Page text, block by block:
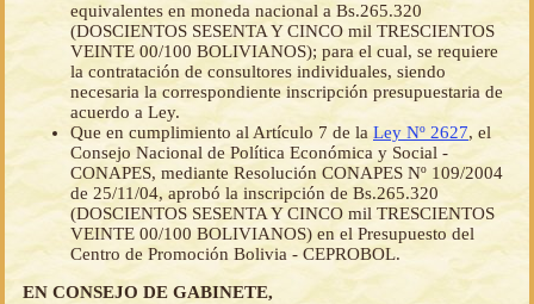
equivalentes en moneda nacional a Bs.265.320
(DOSCIENTOS SESENTA Y CINCO mil TRESCIENTOS
VEINTE 00/100 BOLIVIANOS); para el cual, se requiere
la contratación de consultores individuales, siendo
necesaria la correspondiente inscripción presupuestaria de
acuerdo a Ley.
Que en cumplimiento al Artículo 7 de la Ley Nº 2627, el
Consejo Nacional de Política Económica y Social -
CONAPES, mediante Resolución CONAPES Nº 109/2004
de 25/11/04, aprobó la inscripción de Bs.265.320
(DOSCIENTOS SESENTA Y CINCO mil TRESCIENTOS
VEINTE 00/100 BOLIVIANOS) en el Presupuesto del
Centro de Promoción Bolivia - CEPROBOL.
EN CONSEJO DE GABINETE,